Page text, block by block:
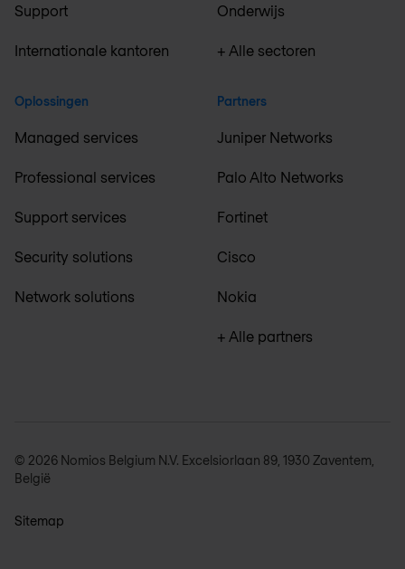
Support
Internationale kantoren
Oplossingen
Managed services
Professional services
Support services
Security solutions
Network solutions
Onderwijs
+ Alle sectoren
Partners
Juniper Networks
Palo Alto Networks
Fortinet
Cisco
Nokia
+ Alle partners
© 2026 Nomios Belgium N.V. Excelsiorlaan 89, 1930 Zaventem,
België
Sitemap